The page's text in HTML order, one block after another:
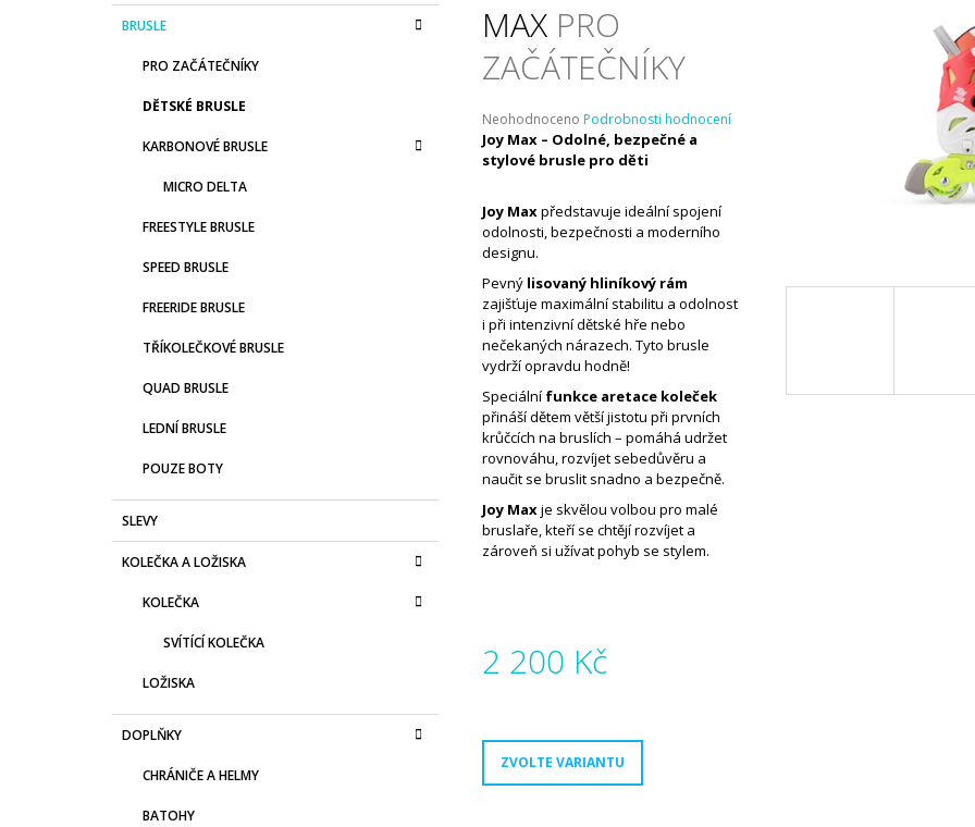
kategorie
K
ABRUSLE
PRO ZAČÁTEČNÍKY
DĚTSKÉ BRUSLE
KARBONOVÉ BRUSLE
MICRO DELTA
FREESTYLE BRUSLE
SPEED BRUSLE
FREERIDE BRUSLE
TŘÍKOLEČKOVÉ BRUSLE
QUAD BRUSLE
LEDNÍ BRUSLE
POUZE BOTY
SLEVY
KOLEČKA A LOŽISKA
KOLEČKA
SVÍTÍCÍ KOLEČKA
LOŽISKA
DOPLŇKY
CHRÁNIČE A HELMY
BATOHY
MAX PRO
ZAČÁTEČNÍKY
Průměrné
hodnocení
produktu
z
5
hvězdiček.
Neohodnoceno Podrobnosti hodnocení
Joy Max – Odolné, bezpečné a
stylové brusle pro děti
Joy Maxpředstavuje ideální spojení
odolnosti, bezpečnosti a moderního
designu.
Pevný lisovaný hliníkový rám
zajišťuje maximální stabilitu a odolnost
i při intenzivní dětské hře nebo
nečekaných nárazech. Tyto brusle
vydrží opravdu hodně!
Speciální funkce aretace koleček
přináší dětem větší jistotu při prvních
krůčcích na bruslích – pomáhá udržet
rovnováhu, rozvíjet sebedůvěru a
naučit se bruslit snadno a bezpečně.
Joy Maxje skvělou volbou pro malé
bruslaře, kteří se chtějí rozvíjet a
zároveň si užívat pohyb se stylem.
2 200 Kč
ZVOLTE VARIANTU